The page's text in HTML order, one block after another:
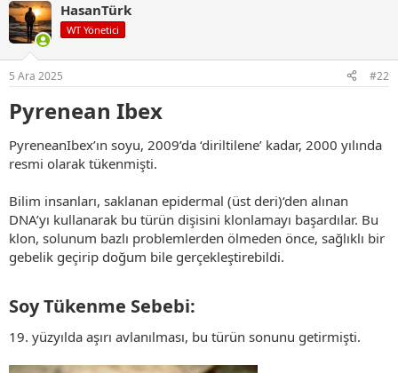
k
i
l
HasanTürk
WT Yönetici
5 Ara 2025 #22
Pyrenean Ibex
PyreneanIbex’ın soyu, 2009’da ‘diriltilene’ kadar, 2000 yılında
resmi olarak tükenmişti.
Bilim insanları, saklanan epidermal (üst deri)‘den alınan
DNA’yı kullanarak bu türün dişisini klonlamayı başardılar. Bu
klon, solunum bazlı problemlerden ölmeden önce, sağlıklı bir
gebelik geçirip doğum bile gerçekleştirebildi.
Soy Tükenme Sebebi:​
19. yüzyılda aşırı avlanılması, bu türün sonunu getirmişti.